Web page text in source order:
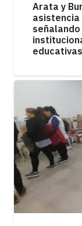
Arata y
asistencia